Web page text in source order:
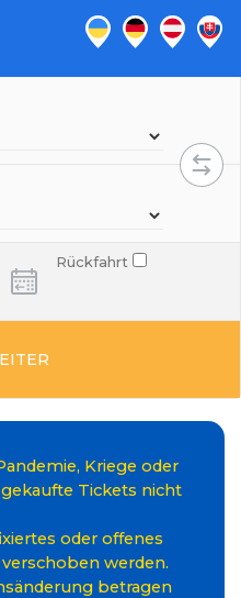
Rückfahrt
Kriege oder
Tickets nicht
oder offenes
werden.
betragen